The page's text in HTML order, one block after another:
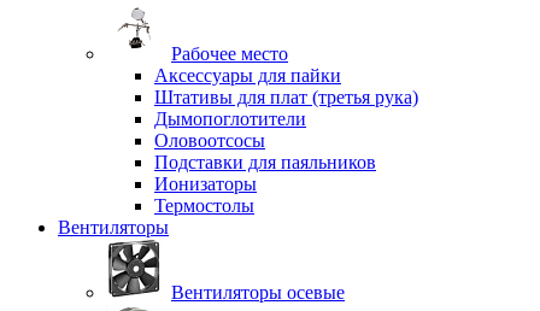
Рабочее место
Аксессуары для пайки
Штативы для плат (третья рука)
Дымопоглотители
Оловоотсосы
Подставки для паяльников
Ионизаторы
Термостолы
Вентиляторы
Вентиляторы осевые